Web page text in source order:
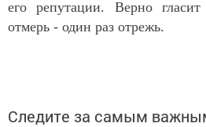
его репутации. Верно
отмерь - один раз отрежь.
Следите за самым